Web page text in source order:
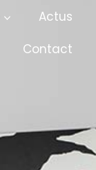
Actus
Contact